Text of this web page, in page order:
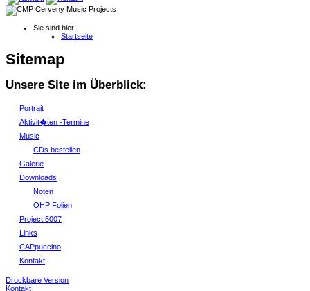
Sie sind hier:
Startseite
Sitemap
Unsere Site im Überblick:
Portrait
Aktivit�ten -Termine
Music
CDs bestellen
Galerie
Downloads
Noten
OHP Folien
Project 5007
Links
CAPpuccino
Kontakt
Druckbare Version
Kontakt